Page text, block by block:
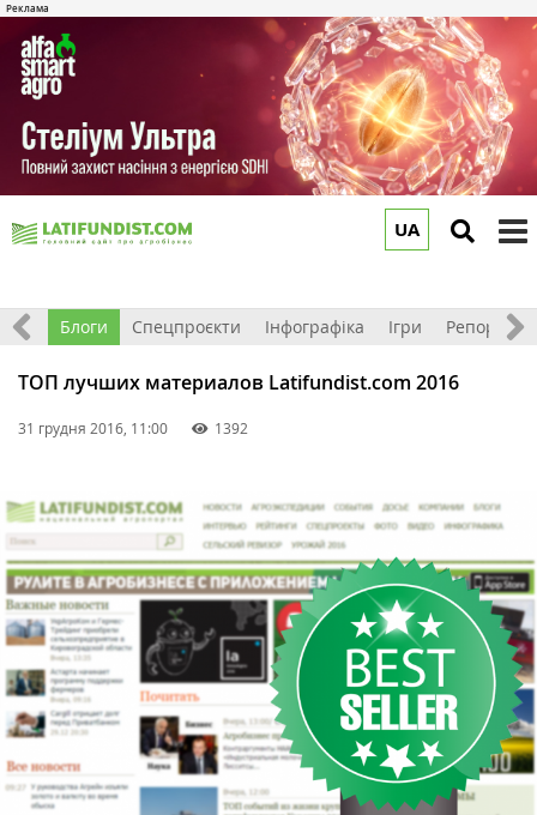
UA
Блоги Спецпроєкти Інфографіка Ігри Репортажі
ТОП лучших материалов Latifundist.com 2016
31 грудня 2016, 11:00 1392